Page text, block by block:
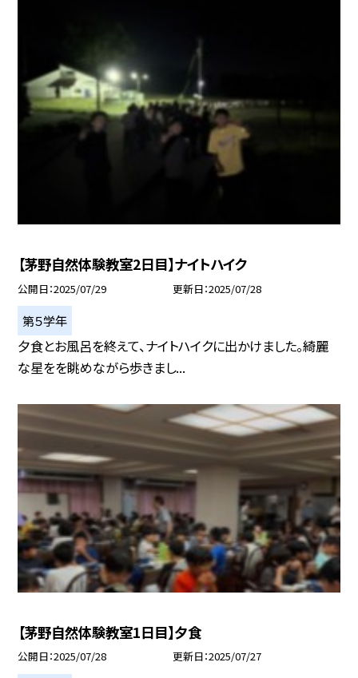
【茅野自然体験教室2日目】ナイトハイク
公開日 2025/07/29 更新日 2025/07/28
第５学年
夕食とお風呂を終えて、ナイトハイクに出かけました。綺麗
な星をを眺めながら歩きまし...
【茅野自然体験教室1日目】夕食
公開日 2025/07/28 更新日 2025/07/27